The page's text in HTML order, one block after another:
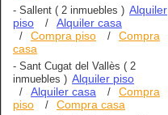
- Sallent ( 2 inmuebles ) Alquiler
piso
/ Alquiler casa
/ Compra piso /
Compra
casa
- Sant Cugat del Vallès ( 2
inmuebles ) Alquiler piso
/ Alquiler casa /
Compra
piso
/ Compra casa